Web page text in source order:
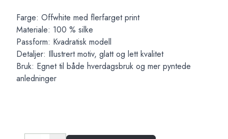
Farge: Offwhite med flerfarget print
Materiale: 100 % silke
Passform: Kvadratisk modell
Detaljer: Illustrert motiv, glatt og lett kvalitet
Bruk: Egnet til både hverdagsbruk og mer pyntede
anledninger